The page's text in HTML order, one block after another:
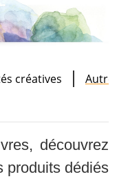
créatives
découvrez
produits dédiés